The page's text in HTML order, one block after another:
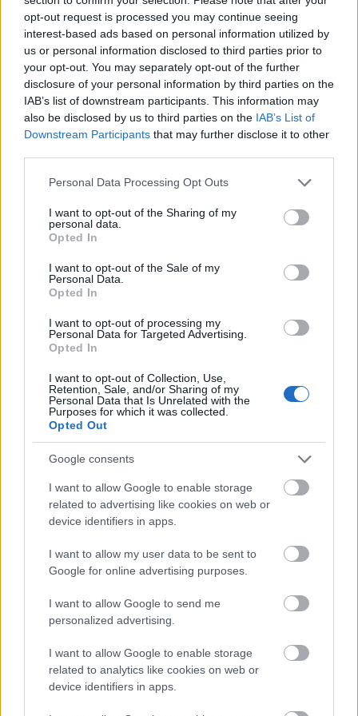
opt-out request is processed you may continue seeing
interest-based ads based on personal information utilized by
us or personal information disclosed to third parties prior to
your opt-out. You may separately opt-out of the further
disclosure of your personal information by third parties on the
IAB’s list of downstream participants. This information may
also be disclosed by us to third parties on the IAB’s List of
Downstream Participants that may further disclose it to other
Please note that this website/app uses one or more Google
not limited to your visit or usage behaviour. You may click to
grant or deny consent to Google and its third-party tags to
use your data for below specified purposes in below Google
consent section.
Personal Data Processing Opt Outs
I want to opt-out of the Sharing of my
personal data.
Opted In
I want to opt-out of the Sale of my
Personal Data.
Opted In
I want to opt-out of processing my
Personal Data for Targeted Advertising.
Opted In
I want to opt-out of Collection, Use,
Retention, Sale, and/or Sharing of my
Personal Data that Is Unrelated with the
Purposes for which it was collected.
Opted Out
Google consents
I want to allow Google to enable storage
related to advertising like cookies on web or
device identifiers in apps.
I want to allow my user data to be sent to
Google for online advertising purposes.
I want to allow Google to send me
personalized advertising.
I want to allow Google to enable storage
related to analytics like cookies on web or
device identifiers in apps.
Bourgueil, 'La Source' 2009
LB: Elegáns, törésmentes ívű bor, kitűnően érett, de
nem túlérett alapanyag érezhető, és mértékletes
maceráció. Zamatos, elegáns bor.7
: Kifejezetten vonzó, tartalmas tétel, mely
jellegében beleillik a sorba, mégis több izgalmat,
nagyobb mélységet kínál. Messze esik a "nemzetközi
stílustól", nem vaníliás, nem fás, nem édes. Izgalmas
illatában érett sötét bogyósok, szeder és fekete
ribizli, bőr és fűszerek. Kóstolva csontszáraz,
alkoholú. Strukturált, kissé szikár, határozott
tanninokkal, szép savakkal. Óvilági sárm és remek
ihatóság. Fejlődése legelején tart, ígéretes jövő áll
előtte. 7-
(Remek vétel, £13.65,
Domaine Bernard Baudry, Chinon, Les
Grezeaux 2009
: Nagyon más világ, melegebb, bujább, mint a
érezhető, több a tannin is, de azért harmonikus a
bor. Érezhető édességérzet.6/7
középkategóriás bora. Szó sincs túlérettségről, de
szinte mediterrán melegséget áraszt. Azonnal érezni,
A bőrös, liliomos aromák mögött fekete meggy,
grafit, fűszerek lapulnak. Az alkohol ugyan még itt is
csak 13%, mégis nagyobbat szól a bor, testes, sűrű,
stabil szerkezettel. Arányos, szép savak, erőteljes, de